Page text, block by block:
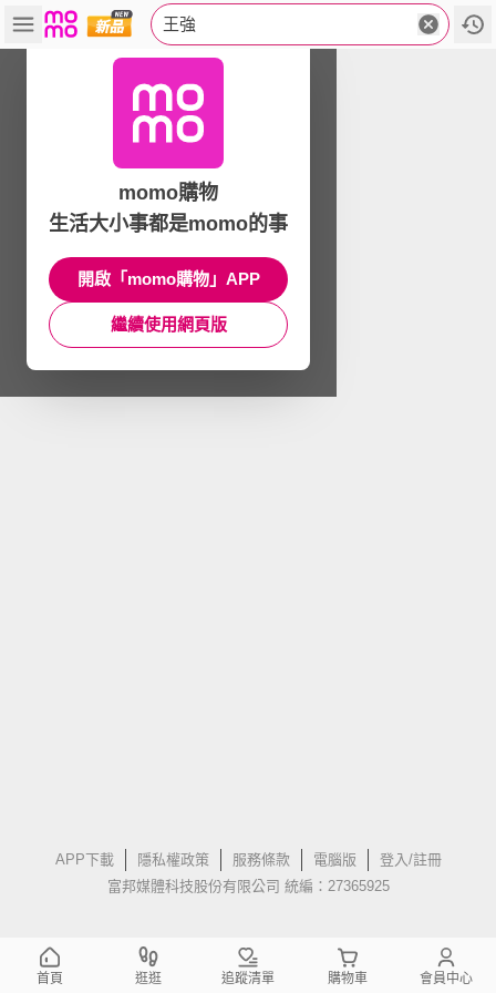
王強
APP下載 隱私權政策 服務條款 電腦版
登入/註冊
富邦媒體科技股份有限公司 統編：27365925
momo購物
生活大小事都是momo的事
開啟「momo購物」APP
繼續使用網頁版
首頁 逛逛 追蹤清單 購物車 會員中心